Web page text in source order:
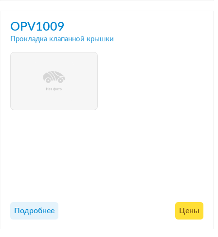
OPV1009
Прокладка клапанной крышки
Подробнее Цены